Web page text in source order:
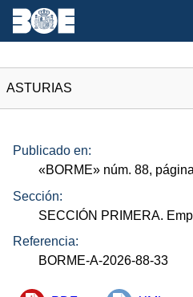
ASTURIAS
Publicado en:
«BORME» núm. 88,
Sección:
SECCIÓN PRIMERA.
Referencia:
BORME-A-2026-88-33